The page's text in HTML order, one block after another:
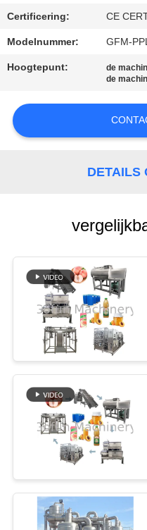
CONTACTEER
ONS
GEVALLEN
VERZOEK
SITEMAP
PRIVACYBELEID
Certificering: CE
Modelnummer: GFM-
Hoogtepunt: de
de
DETAILS